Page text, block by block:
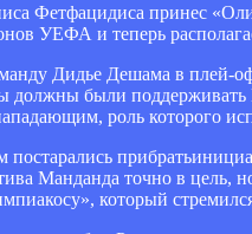
Фетфацидиса принес
УЕФА и теперь
Дидье Дешама в плей-
должны были
роль которого
постарались
Манданда точно в цель,
который